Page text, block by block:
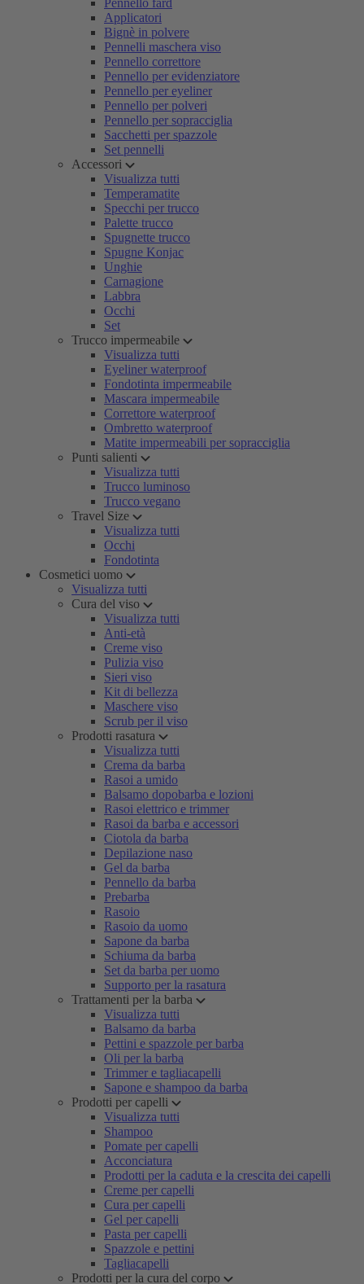
Pennello fard
Applicatori
Bignè in polvere
Pennelli maschera viso
Pennello correttore
Pennello per evidenziatore
Pennello per eyeliner
Pennello per polveri
Pennello per sopracciglia
Sacchetti per spazzole
Set pennelli
Accessori
Visualizza tutti
Temperamatite
Specchi per trucco
Palette trucco
Spugnette trucco
Spugne Konjac
Unghie
Carnagione
Labbra
Occhi
Set
Trucco impermeabile
Visualizza tutti
Eyeliner waterproof
Fondotinta impermeabile
Mascara impermeabile
Correttore waterproof
Ombretto waterproof
Matite impermeabili per sopracciglia
Punti salienti
Visualizza tutti
Trucco luminoso
Trucco vegano
Travel Size
Visualizza tutti
Occhi
Fondotinta
Cosmetici uomo
Visualizza tutti
Cura del viso
Visualizza tutti
Anti-età
Creme viso
Pulizia viso
Sieri viso
Kit di bellezza
Maschere viso
Scrub per il viso
Prodotti rasatura
Visualizza tutti
Crema da barba
Rasoi a umido
Balsamo dopobarba e lozioni
Rasoi elettrico e trimmer
Rasoi da barba e accessori
Ciotola da barba
Depilazione naso
Gel da barba
Pennello da barba
Prebarba
Rasoio
Rasoio da uomo
Sapone da barba
Schiuma da barba
Set da barba per uomo
Supporto per la rasatura
Trattamenti per la barba
Visualizza tutti
Balsamo da barba
Pettini e spazzole per barba
Oli per la barba
Trimmer e tagliacapelli
Sapone e shampoo da barba
Prodotti per capelli
Visualizza tutti
Shampoo
Pomate per capelli
Acconciatura
Prodotti per la caduta e la crescita dei capelli
Creme per capelli
Cura per capelli
Gel per capelli
Pasta per capelli
Spazzole e pettini
Tagliacapelli
Prodotti per la cura del corpo